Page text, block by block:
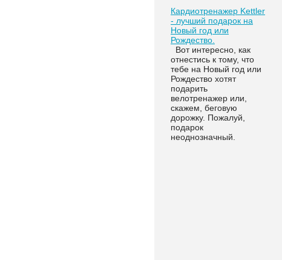
Кардиотренажер Kettler
- лучший подарок на
Новый год или
Рождество.
Вот интересно, как
отнестись к тому, что
тебе на Новый год или
Рождество хотят
подарить
велотренажер или,
скажем, беговую
дорожку. Пожалуй,
подарок
неоднозначный.